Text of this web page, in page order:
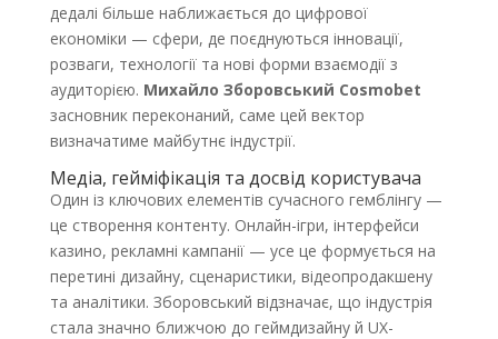
дедалі більше наближається до цифрової
економіки — сфери, де поєднуються інновації,
розваги, технології та нові форми взаємодії з
аудиторією. Михайло Зборовський Cosmobet
засновник переконаний, саме цей вектор
визначатиме майбутнє індустрії.
Медіа, гейміфікація та досвід користувача
Один із ключових елементів сучасного гемблінгу —
це створення контенту. Онлайн-ігри, інтерфейси
казино, рекламні кампанії — усе це формується на
перетині дизайну, сценаристики, відеопродакшену
та аналітики. Зборовський відзначає, що індустрія
стала значно ближчою до геймдизайну й UX-